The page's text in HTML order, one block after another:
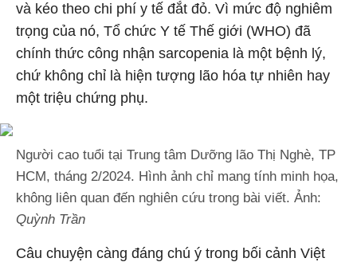
và kéo theo chi phí y tế đắt đỏ. Vì mức độ nghiêm
trọng của nó, Tổ chức Y tế Thế giới (WHO) đã
chính thức công nhận sarcopenia là một bệnh lý,
chứ không chỉ là hiện tượng lão hóa tự nhiên hay
một triệu chứng phụ.
Người cao tuổi tại Trung tâm Dưỡng lão Thị Nghè, TP
HCM, tháng 2/2024. Hình ảnh chỉ mang tính minh họa,
không liên quan đến nghiên cứu trong bài viết. Ảnh:
Quỳnh Trần
Câu chuyện càng đáng chú ý trong bối cảnh Việt